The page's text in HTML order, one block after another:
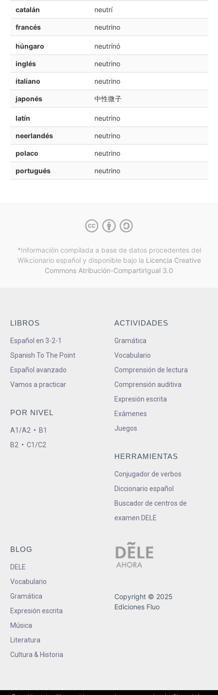
catalán neutrí
francés neutrino
húngaro neutrínó
inglés neutrino
italiano neutrino
japonés 中性微子
latín neutrino
neerlandés neutrino
polaco neutrino
portugués neutrino
*Información compilada a base de datos procedentes del
Wikcionario español y disponible bajo la Licencia Creative
Commons Atribución-CompartirIgual 3.0
LIBROS
Español en 3-2-1
Spanish To The Point
Español avanzado
Vamos a practicar
POR NIVEL
A1/A2 • B1
B2 • C1/C2
ACTIVIDADES
Gramática
Vocabulario
Comprensión de lectura
Comprensión auditiva
Expresión escrita
Exámenes
Juegos
HERRAMIENTAS
Conjugador de verbos
Diccionario español
Buscador de centros de
examen DELE
BLOG
DELE
Vocabulario
Gramática
Expresión escrita
Música
Literatura
Cultura & Historia
Copyright © 2025
Ediciones Fluo